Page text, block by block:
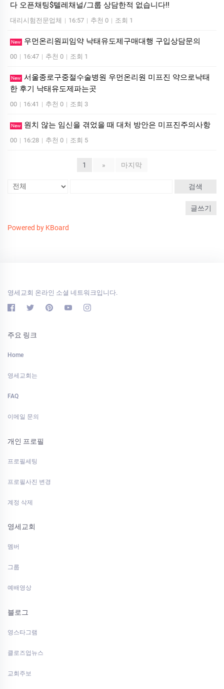
다 오픈채팅$텔레채널/그룹 상담한적 없습니다!!
대리시험전문업체 | 16:57 | 추천 0 | 조회 1
New 우먼온리원피임약 낙태유도제구매대행 구입상담문의
00 | 16:47 | 추천 0 | 조회 1
New 서울종로구중절수술병원 우먼온리원 미프진 약으로낙태
한 후기 낙­태유도제파는곳
00 | 16:41 | 추천 0 | 조회 3
New 원치 않는 임신을 겪었을 때 대처 방안은 미­프진주의사항
00 | 16:28 | 추천 0 | 조회 5
1 » 마지막
검색
글쓰기
Powered by KBoard
영세교회 온라인 소셜 네트워크입니다.
주요 링크
Home
영세교회는
FAQ
이메일 문의
개인 프로필
프로필세팅
프로필사진 변경
계정 삭제
영세교회
멤버
그룹
예배영상
블로그
영스타그램
클로즈업뉴스
교회주보